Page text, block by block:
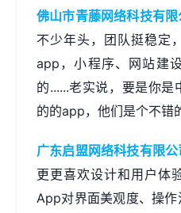
佛山市青藤网络科技有限
不少年头，团队挺稳定
app，小程序、 网站建
的......老实说，要是你
的的app，他们是个不错
广东启盟网络科技有限公
更更喜欢设计和用户体
App对界面美观度、操